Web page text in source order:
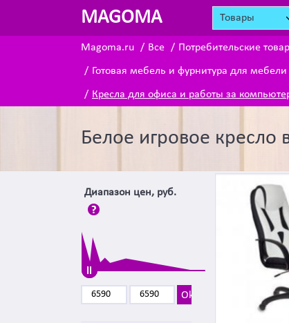
MAGOMA Товары
Magoma.ru Все Потребительские
Готовая мебель и фурнитура для мебели
Кресла для офиса и работы за
Белое игровое кресло
Диапазон цен, руб.